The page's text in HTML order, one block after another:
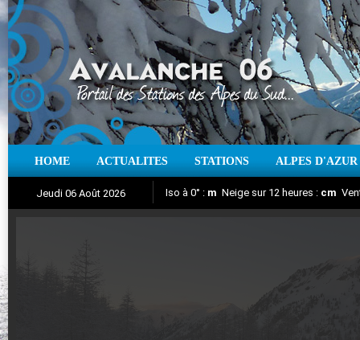
HOME ACTUALITES STATIONS ALPES D'AZUR
Jeudi 06 Août 2026 Iso à 0° : m Neige sur 12 heures : cm